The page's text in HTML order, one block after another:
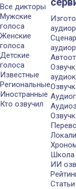
Все дикторы
Мужские
голоса
Женские
голоса
Детские
голоса
Известные
Региональные
Иностранные
Кто озвучил
Школа
ИИ
Статьи